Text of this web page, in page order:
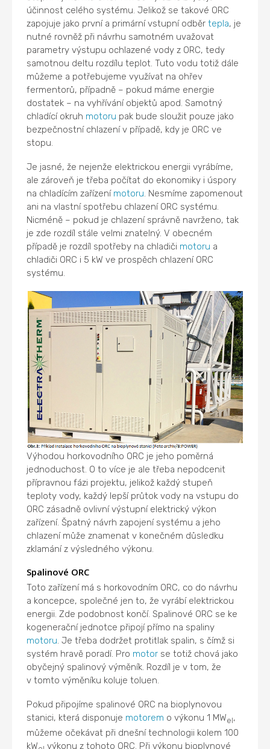
účinnost celého systému. Jelikož se takové ORC
zapojuje jako první a primární vstupní odběrtepla, je
nutné rovněž při návrhu samotném uvažovat
parametry výstupu ochlazené vody z ORC, tedy
samotnou deltu rozdílu teplot. Tuto vodu totiž dále
můžeme a potřebujeme využívat na ohřev
fermentorů, případně – pokud máme energie
dostatek – na vyhřívání objektů apod. Samotný
chladící okruh motoru pak bude sloužit pouze jako
bezpečnostní chlazení v případě, kdy je ORC ve
stopu.
Je jasné, že nejenže elektrickou energii vyrábíme,
ale zároveň je třeba počítat do ekonomiky i úspory
na chladícím zařízení motoru. Nesmíme zapomenout
ani na vlastní spotřebu chlazení ORC systému.
Nicméně – pokud je chlazení správně navrženo, tak
je zde rozdíl stále velmi znatelný. V obecném
případě je rozdíl spotřeby na chladiči motoru a
chladiči ORC i 5 kW ve prospěch chlazení ORC
systému.
Výhodou horkovodního ORC je jeho poměrná
jednoduchost. O to více je ale třeba nepodcenit
přípravnou fázi projektu, jelikož každý stupeň
teploty vody, každý lepší průtok vody na vstupu do
ORC zásadně ovlivní výstupní elektrický výkon
zařízení. Špatný návrh zapojení systému a jeho
chlazení může znamenat v konečném důsledku
zklamání z výsledného výkonu.
Spalinové ORC
Toto zařízení má s horkovodním ORC, co do návrhu
a koncepce, společné jen to, že vyrábí elektrickou
energii. Zde podobnost končí. Spalinové ORC se ke
kogenerační jednotce připojí přímo na spaliny
motoru. Je třeba dodržet protitlak spalin, s čímž si
systém hravě poradí. Pro motor se totiž chová jako
obyčejný spalinový výměník. Rozdíl je v tom, že
v tomto výměníku koluje toluen.
Pokud připojíme spalinové ORC na bioplynovou
stanici, která disponuje motorem o výkonu 1 MWel,
můžeme očekávat při dnešní technologii kolem 100
kW
výkonu z tohoto ORC. Při výkonu bioplynové